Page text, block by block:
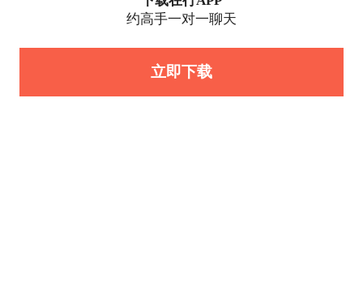
约高手一对一聊天
立即下载